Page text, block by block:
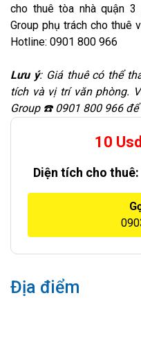
cho thuê tòa nhà quận 3
Group phụ trách cho thuê
Hotline: 0901 800 966
Lưu ý: Giá thuê có thể
tích và vị trí văn phòng.
Group ☎️ 0901 800 966
10
Diện tích cho thuê:
Địa điểm